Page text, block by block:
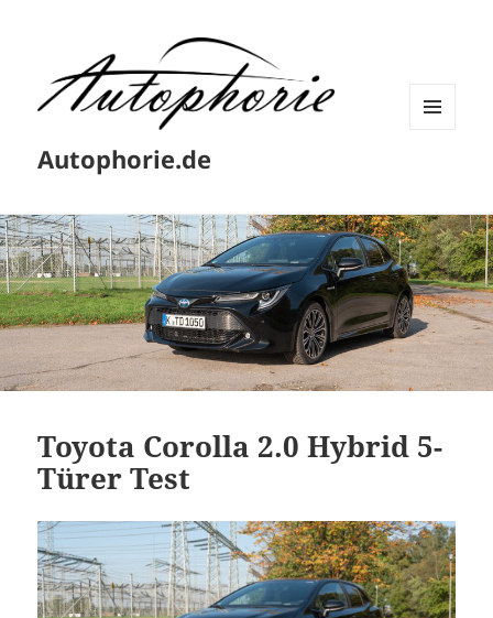
Autophorie.de
Toyota Corolla 2.0 Hybrid 5-
Türer Test